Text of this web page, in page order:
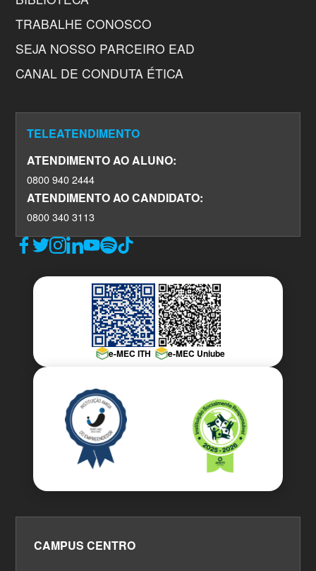
TRABALHE CONOSCO
SEJA NOSSO PARCEIRO EAD
CANAL DE CONDUTA ÉTICA
TELEATENDIMENTO
ATENDIMENTO AO ALUNO:
0800 940 2444
ATENDIMENTO AO CANDIDATO:
0800 340 3113
e-MEC ITH e-MEC Uniube
CAMPUS CENTRO